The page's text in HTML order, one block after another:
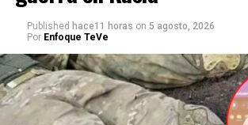
Published hace11 horas on 5 agosto, 2026
Por Enfoque TeVe